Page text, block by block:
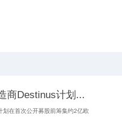
商Destinus计划...
划在首次公开募股前筹集约2亿欧